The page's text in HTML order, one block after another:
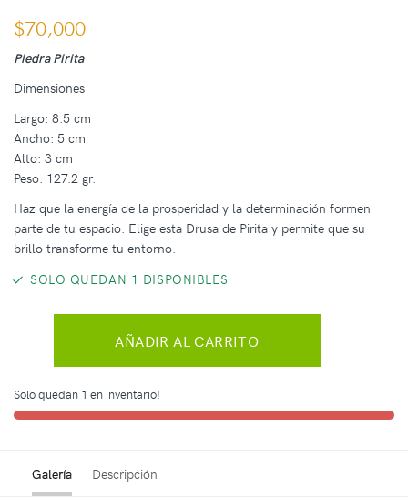
$70,000
Piedra Pirita
Dimensiones
Largo: 8.5 cm
Ancho: 5 cm
Alto: 3 cm
Peso: 127.2 gr.
Haz que la energía de la prosperidad y la determinación formen
parte de tu espacio. Elige esta Drusa de Pirita y permite que su
brillo transforme tu entorno.
SOLO QUEDAN 1 DISPONIBLES
AÑADIR AL CARRITO
Solo quedan 1 en inventario!
Galería Descripción